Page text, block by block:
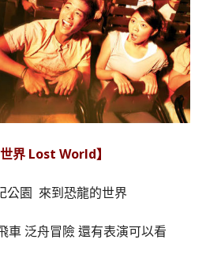
世界 Lost World】
公園 來到恐龍的世界
車 泛舟冒險 還有表演可以看